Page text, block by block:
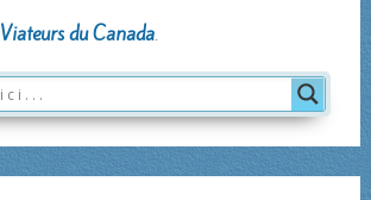
Viateurs du Canada.